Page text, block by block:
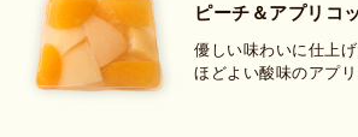
ピーチ＆アプリコ
優しい味わいに仕上
ほどよい酸味のアプリ